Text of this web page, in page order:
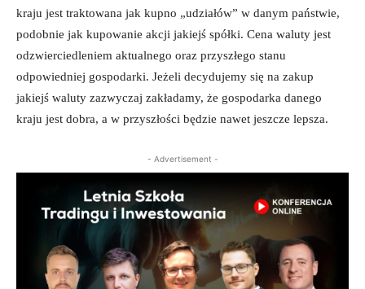
kraju jest traktowana jak kupno „udziałów” w danym państwie,
podobnie jak kupowanie akcji jakiejś spółki. Cena waluty jest
odzwierciedleniem aktualnego oraz przyszłego stanu
odpowiedniej gospodarki. Jeżeli decydujemy się na zakup
jakiejś waluty zazwyczaj zakładamy, że gospodarka danego
kraju jest dobra, a w przyszłości będzie nawet jeszcze lepsza.
- Advertisement -